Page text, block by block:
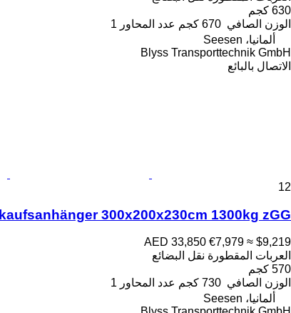
630 كجم
الوزن الصافي 670 كجم عدد المحاور 1
ألمانيا، Seesen
Blyss Transporttechnik GmbH
الاتصال بالبائع
12
300x200x230cm 1300kg zGG
AED 33,850 €7,979 ≈ $9,219
العربات المقطورة نقل البضائع
570 كجم
الوزن الصافي 730 كجم عدد المحاور 1
ألمانيا، Seesen